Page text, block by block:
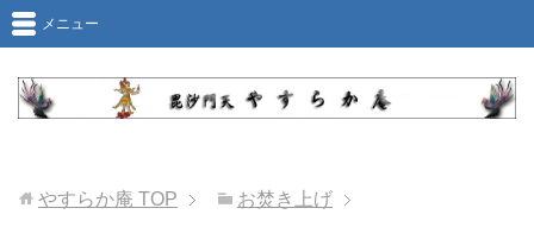
メニュー
やすらか庵 TOP お焚き上げ